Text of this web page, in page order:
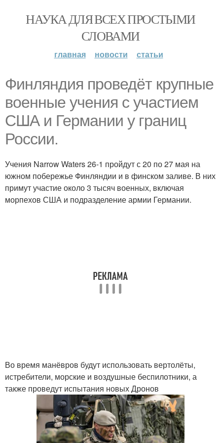
НАУКА ДЛЯ ВСЕХ ПРОСТЫМИ
СЛОВАМИ
главная новости статьи
Финляндия проведёт крупные
военные учения с участием
США и Германии у границ
России.
Учения Narrow Waters 26-1 пройдут с 20 по 27 мая на
южном побережье Финляндии и в финском заливе. В них
примут участие около 3 тысяч военных, включая
морпехов США и подразделение армии Германии.
Во время манёвров будут использовать вертолёты,
истребители, морские и воздушные беспилотники, а
также проведут испытания новых Дронов